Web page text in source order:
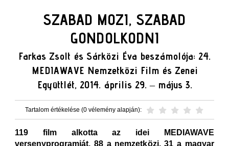
SZABAD MOZI, SZABAD
GONDOLKODNI
Farkas Zsolt és Sárközi Éva beszámolója: 24.
MEDIAWAVE Nemzetközi Film és Zenei
Együttlét, 2014. április 29. – május 3.
Tartalom értékelése (0 vélemény alapján):
119 film alkotta az idei MEDIAWAVE
versenyprogramját, 88 a nemzetközi, 31 a magyar